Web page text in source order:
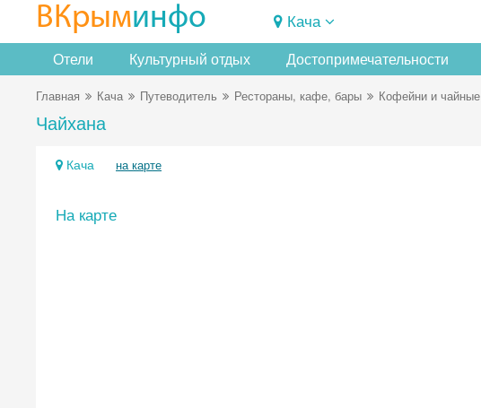
ВКрыминфо Кача
Отели Культурный отдых Достопримечательности
Главная Кача Путеводитель Рестораны, кафе, бары Кофейни и чайные
Чайхана
Кача на карте
На карте